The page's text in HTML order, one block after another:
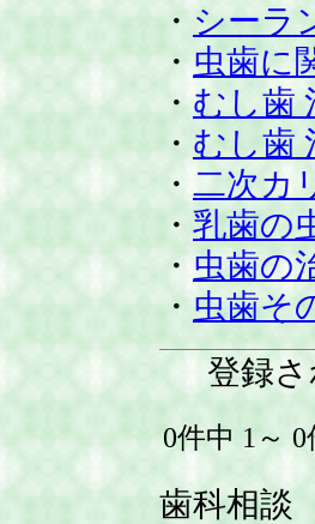
・ シーラ
・虫歯に
・むし歯
・ むし歯
・ 二次カ
・ 乳歯の
・虫歯の
・ 虫歯そ
登録
0件中 1～ 0
歯科相談